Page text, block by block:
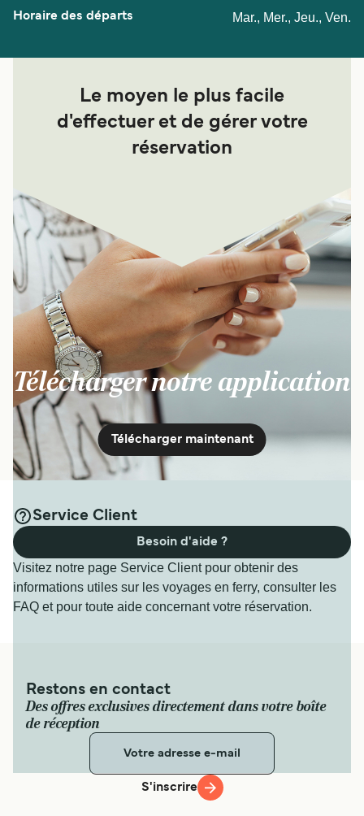
Mar., Mer., Jeu., Ven.
Le moyen le plus facile
d'effectuer et de gérer votre
réservation
Télécharger notre application
Télécharger maintenant
Service Client
Visitez notre page Service Client pour obtenir des
informations utiles sur les voyages en ferry, consulter les
FAQ et pour toute aide concernant votre réservation.
Besoin d'aide ?
Restons en contact
Des offres exclusives directement dans votre boîte
de réception
S'inscrire